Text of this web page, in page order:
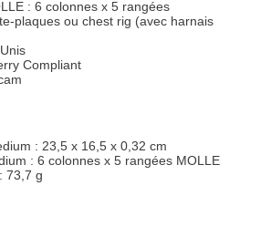
: 6 colonnes x 5 rangées
plaques ou chest rig (avec harnais
Compliant
: 23,5 x 16,5 x 0,32 cm
: 6 colonnes x 5 rangées MOLLE
73,7 g